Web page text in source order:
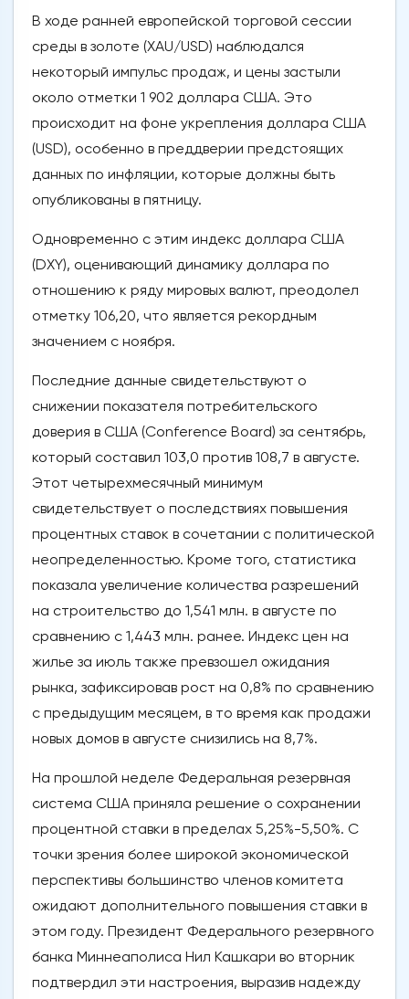
В ходе ранней европейской торговой сессии
среды в золоте (XAU/USD) наблюдался
некоторый импульс продаж, и цены застыли
около отметки 1 902 доллара США. Это
происходит на фоне укрепления доллара США
(USD), особенно в преддверии предстоящих
данных по инфляции, которые должны быть
опубликованы в пятницу.
Одновременно с этим индекс доллара США
(DXY), оценивающий динамику доллара по
отношению к ряду мировых валют, преодолел
отметку 106,20, что является рекордным
значением с ноября.
Последние данные свидетельствуют о
снижении показателя потребительского
доверия в США (Conference Board) за сентябрь,
который составил 103,0 против 108,7 в августе.
Этот четырехмесячный минимум
свидетельствует о последствиях повышения
процентных ставок в сочетании с политической
неопределенностью. Кроме того, статистика
показала увеличение количества разрешений
на строительство до 1,541 млн. в августе по
сравнению с 1,443 млн. ранее. Индекс цен на
жилье за июль также превзошел ожидания
рынка, зафиксировав рост на 0,8% по сравнению
с предыдущим месяцем, в то время как продажи
новых домов в августе снизились на 8,7%.
На прошлой неделе Федеральная резервная
система США приняла решение о сохранении
процентной ставки в пределах 5,25%-5,50%. С
точки зрения более широкой экономической
перспективы большинство членов комитета
ожидают дополнительного повышения ставки в
этом году. Президент Федерального резервного
банка Миннеаполиса Нил Кашкари во вторник
подтвердил эти настроения, выразив надежду